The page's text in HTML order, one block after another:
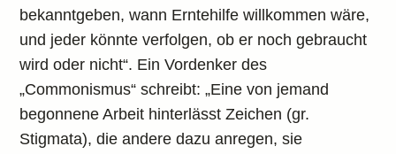
bekanntgeben, wann Erntehilfe willkommen wäre,
und jeder könnte verfolgen, ob er noch gebraucht
wird oder nicht“. Ein Vordenker des
„Commonismus“ schreibt: „Eine von jemand
begonnene Arbeit hinterlässt Zeichen (gr.
Stigmata), die andere dazu anregen, sie